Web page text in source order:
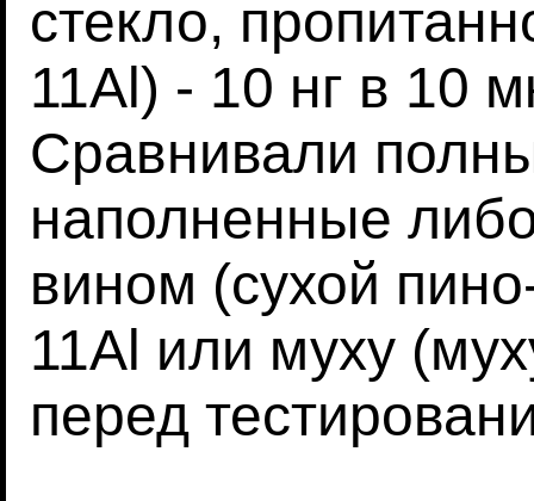
стекло,
11Al) - 10 нг в 10
Сравнивали
наполненные
вином (сухой
11Al или муху
перед